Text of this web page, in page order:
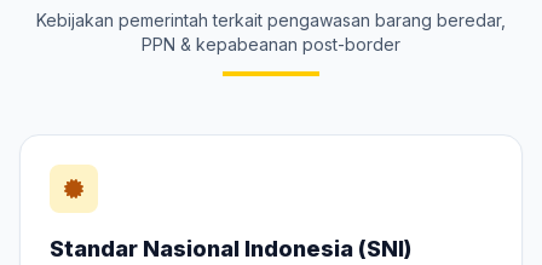
Kebijakan pemerintah terkait pengawasan barang beredar,
PPN & kepabeanan post-border
Standar Nasional Indonesia (SNI)